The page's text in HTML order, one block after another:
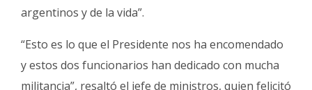
argentinos y de la vida”.
“Esto es lo que el Presidente nos ha encomendado
y estos dos funcionarios han dedicado con mucha
militancia”, resaltó el jefe de ministros, quien felicitó